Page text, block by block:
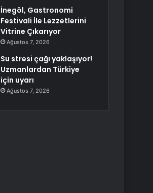
İnegöl, Gastronomi
Festivali İle Lezzetlerini
Vitrine Çıkarıyor
Ağustos 7, 2026
Su stresi çağı yaklaşıyor!
Uzmanlardan Türkiye
için uyarı
Ağustos 7, 2026